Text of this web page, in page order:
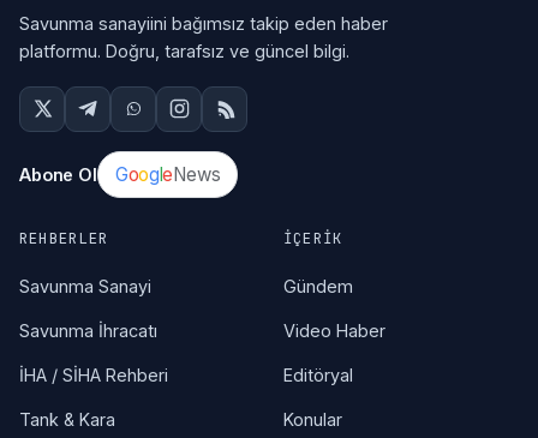
Savunma sanayiini bağımsız takip eden haber
platformu. Doğru, tarafsız ve güncel bilgi.
Abone Ol GoogleNews
REHBERLER
Savunma Sanayi
Savunma İhracatı
İHA / SİHA Rehberi
Tank & Kara
İÇERIK
Gündem
Video Haber
Editöryal
Konular